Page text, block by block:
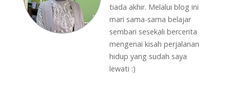
tiada akhir. Melalui blog ini
mari sama-sama belajar
sembari sesekali bercerita
mengenai kisah perjalanan
hidup yang sudah saya
lewati :)